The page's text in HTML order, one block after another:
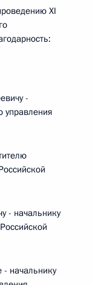
XI
-
управления
- начальнику
начальнику